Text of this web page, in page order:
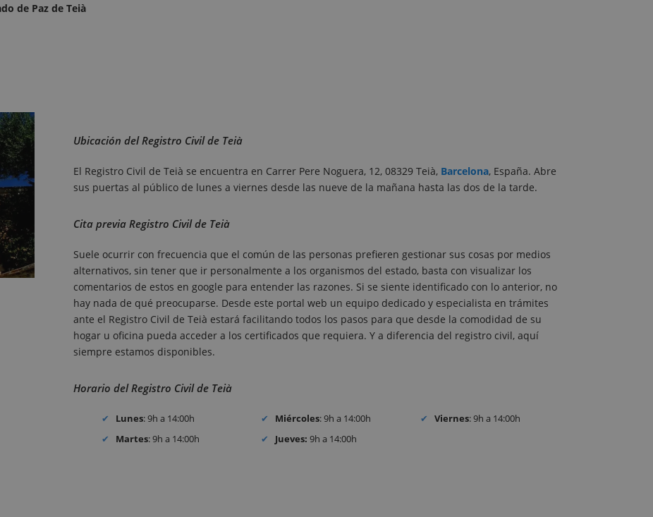
de Paz de Teià
Ubicación del Registro Civil de Teià
El Registro Civil de Teià se encuentra en Carrer Pere Noguera, 12, 08329 Teià, Barcelona, España. Abre
sus puertas al público de lunes a viernes desde las nueve de la mañana hasta las dos de la tarde.
Cita previa Registro Civil de Teià
Suele ocurrir con frecuencia que el común de las personas prefieren gestionar sus cosas por medios
alternativos, sin tener que ir personalmente a los organismos del estado, basta con visualizar los
comentarios de estos en google para entender las razones. Si se siente identificado con lo anterior, no
hay nada de qué preocuparse. Desde este portal web un equipo dedicado y especialista en trámites
ante el Registro Civil de Teià estará facilitando todos los pasos para que desde la comodidad de su
hogar u oficina pueda acceder a los certificados que requiera. Y a diferencia del registro civil, aquí
siempre estamos disponibles.
Horario del Registro Civil de Teià
Lunes: 9h a 14:00h
Martes: 9h a 14:00h
Miércoles: 9h a 14:00h
Jueves: 9h a 14:00h
Viernes: 9h a 14:00h